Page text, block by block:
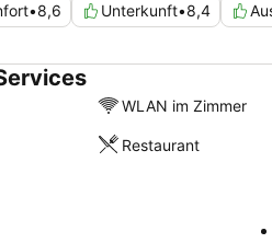
•8,6 Unterkunft•8,4
WLAN im Zimmer
Restaurant